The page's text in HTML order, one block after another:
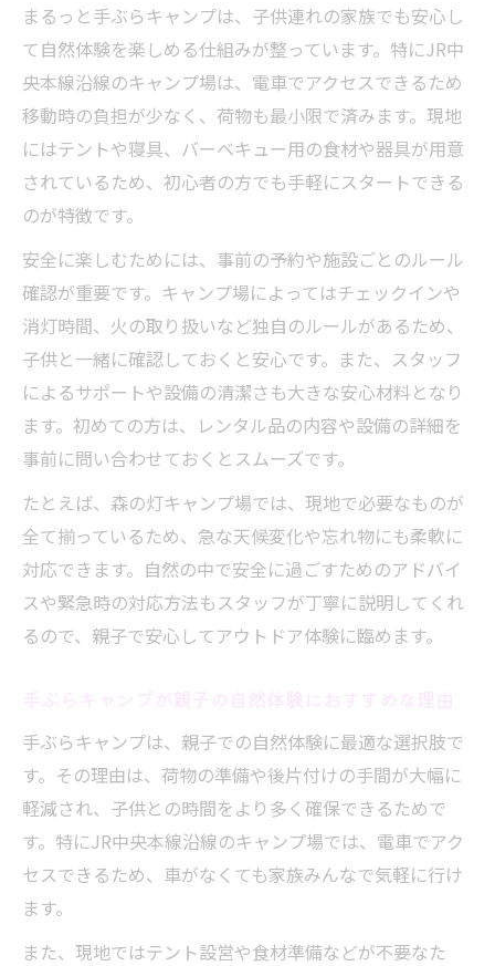
まるっと手ぶらキャンプは、子供連れの家族でも安心し
て自然体験を楽しめる仕組みが整っています。特にJR中
央本線沿線のキャンプ場は、電車でアクセスできるため
移動時の負担が少なく、荷物も最小限で済みます。現地
にはテントや寝具、バーベキュー用の食材や器具が用意
されているため、初心者の方でも手軽にスタートできる
のが特徴です。
安全に楽しむためには、事前の予約や施設ごとのルール
確認が重要です。キャンプ場によってはチェックインや
消灯時間、火の取り扱いなど独自のルールがあるため、
子供と一緒に確認しておくと安心です。また、スタッフ
によるサポートや設備の清潔さも大きな安心材料となり
ます。初めての方は、レンタル品の内容や設備の詳細を
事前に問い合わせておくとスムーズです。
たとえば、森の灯キャンプ場では、現地で必要なものが
全て揃っているため、急な天候変化や忘れ物にも柔軟に
対応できます。自然の中で安全に過ごすためのアドバイ
スや緊急時の対応方法もスタッフが丁寧に説明してくれ
るので、親子で安心してアウトドア体験に臨めます。
手ぶらキャンプは、親子での自然体験に最適な選択肢で
す。その理由は、荷物の準備や後片付けの手間が大幅に
軽減され、子供との時間をより多く確保できるためで
す。特にJR中央本線沿線のキャンプ場では、電車でアク
セスできるため、車がなくても家族みんなで気軽に行け
ます。
また、現地ではテント設営や食材準備などが不要なた